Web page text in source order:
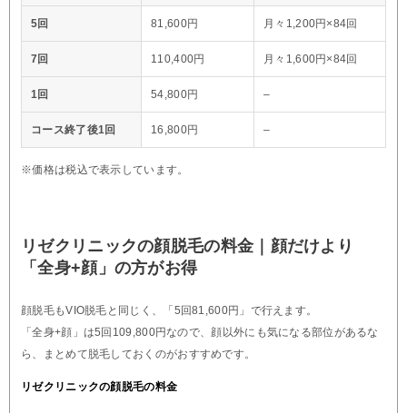
5回 81,600円 月々1,200円×84回
7回 110,400円 月々1,600円×84回
1回 54,800円 –
コース終了後1回 16,800円 –
※価格は税込で表示しています。
リゼクリニックの顔脱毛の料金｜顔だけより
「全身+顔」の方がお得
顔脱毛もVIO脱毛と同じく、「5回81,600円」で行えます。
「全身+顔」は5回109,800円なので、顔以外にも気になる部位があるな
ら、まとめて脱毛しておくのがおすすめです。
リゼクリニックの顔脱毛の料金